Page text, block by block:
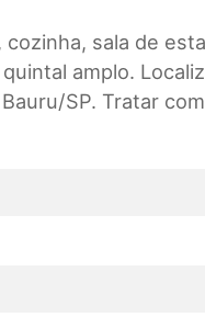
sala de
amplo.
SP. Tratar